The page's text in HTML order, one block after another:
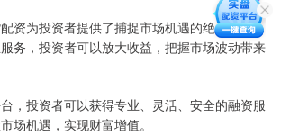
资为投资者提供了捕捉市场机遇的绝佳机会。
务，投资者可以放大收益，把握市场波动带来
，投资者可以获得专业、灵活、安全的融资服
场机遇，实现财富增值。